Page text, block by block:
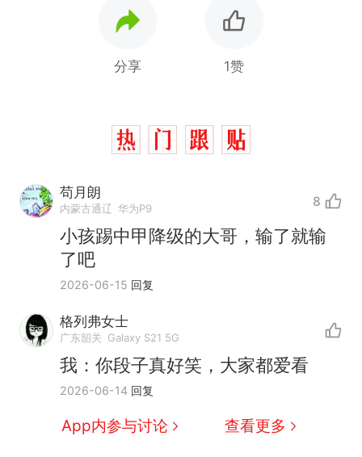
分享 1赞
苟月朗
内蒙古通辽 华为P9 8
小孩踢中甲降级的大哥，输了就输
了吧
2026-06-15 回复
格列弗女士
广东韶关 Galaxy S21 5G
我：你段子真好笑，大家都爱看
2026-06-14 回复
App内参与讨论 查看更多
热
那个在床头放菜刀的女孩，
因老师一句“跟我回家”改写了
人生
新 费大厨“全国小炒肉大王”称